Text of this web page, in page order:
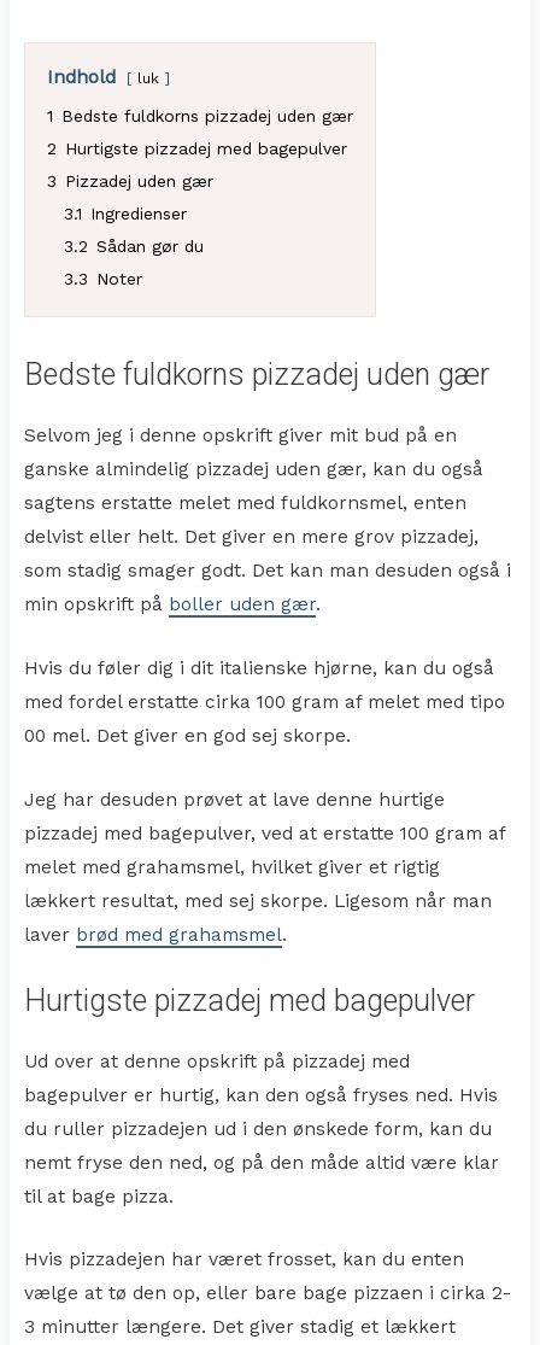
Indhold luk
1 Bedste fuldkorns pizzadej uden gær
2 Hurtigste pizzadej med bagepulver
3 Pizzadej uden gær
3.1 Ingredienser
3.2 Sådan gør du
3.3 Noter
Bedste fuldkorns pizzadej uden gær
Selvom jeg i denne opskrift giver mit bud på en
ganske almindelig pizzadej uden gær, kan du også
sagtens erstatte melet med fuldkornsmel, enten
delvist eller helt. Det giver en mere grov pizzadej,
som stadig smager godt. Det kan man desuden også i
min opskrift på boller uden gær.
Hvis du føler dig i dit italienske hjørne, kan du også
med fordel erstatte cirka 100 gram af melet med tipo
00 mel. Det giver en god sej skorpe.
Jeg har desuden prøvet at lave denne hurtige
pizzadej med bagepulver, ved at erstatte 100 gram af
melet med grahamsmel, hvilket giver et rigtig
lækkert resultat, med sej skorpe. Ligesom når man
laver brød med grahamsmel.
Hurtigste pizzadej med bagepulver
Ud over at denne opskrift på pizzadej med
bagepulver er hurtig, kan den også fryses ned. Hvis
du ruller pizzadejen ud i den ønskede form, kan du
nemt fryse den ned, og på den måde altid være klar
til at bage pizza.
Hvis pizzadejen har været frosset, kan du enten
vælge at tø den op, eller bare bage pizzaen i cirka 2-
3 minutter længere. Det giver stadig et lækkert